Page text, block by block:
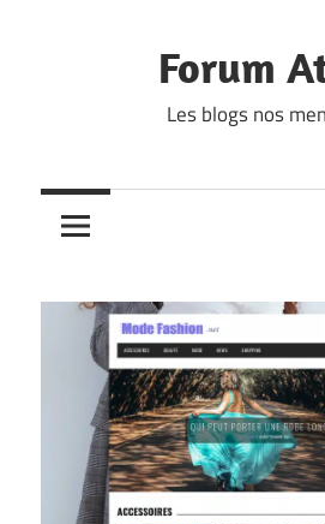
Forum
Les blogs nos